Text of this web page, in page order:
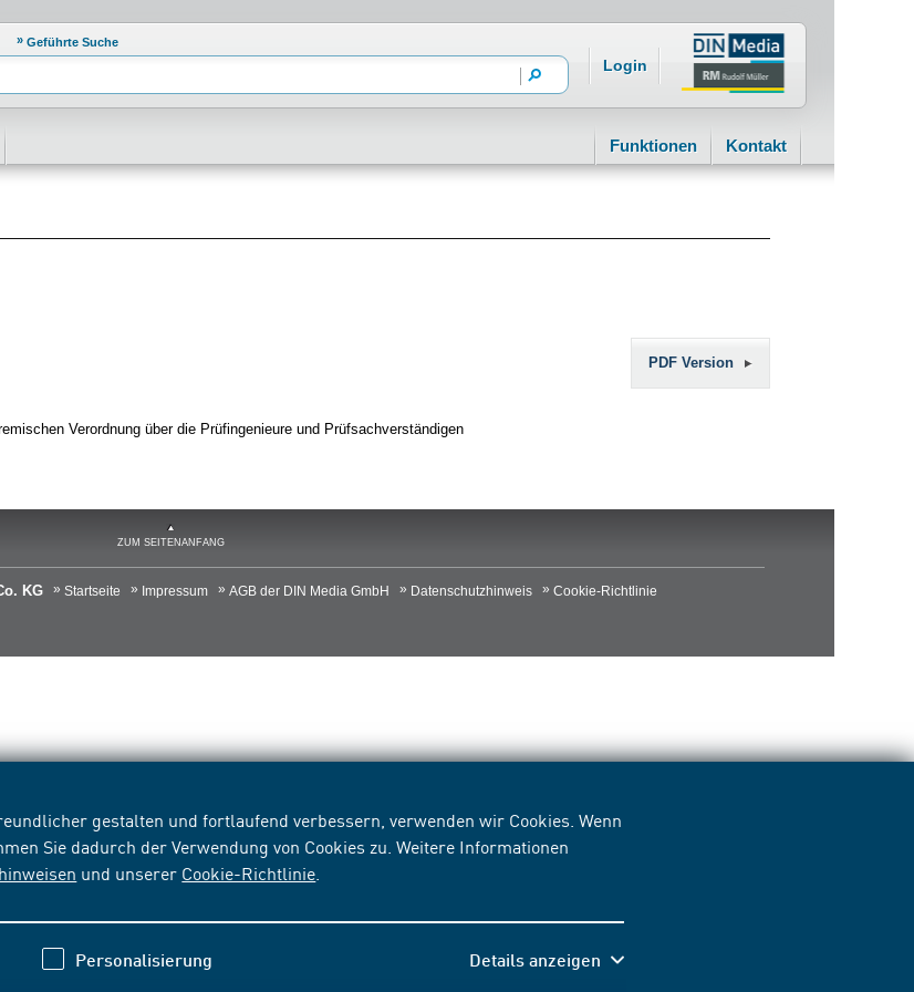
gestalten und fortlaufend verbessern, verwenden wir Cookies. Wenn
Sie dadurch der Verwendung von Cookies zu. Weitere Informationen
und unserer Cookie-Richtlinie
Personalisierung Details anzeigen
Geführte Suche
Login
Funktionen Kontakt
PDF Version
Verordnung über die Prüfingenieure und Prüfsachverständigen
ZUM SEITENANFANG
KG Startseite Impressum AGB der DIN Media GmbH Datenschutzhinweis
Cookie-Richtlinie